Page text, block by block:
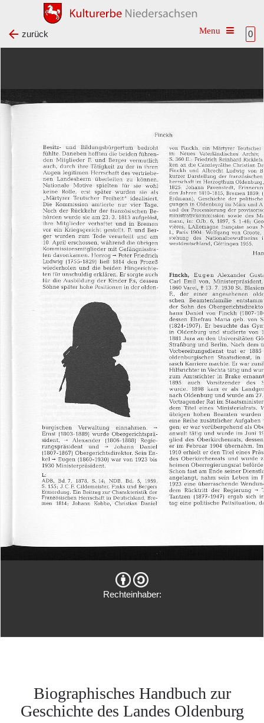
0
Toggle
zurück
Rechteinhaber:
Biographisches Handbuch zur
Geschichte des Landes Oldenburg